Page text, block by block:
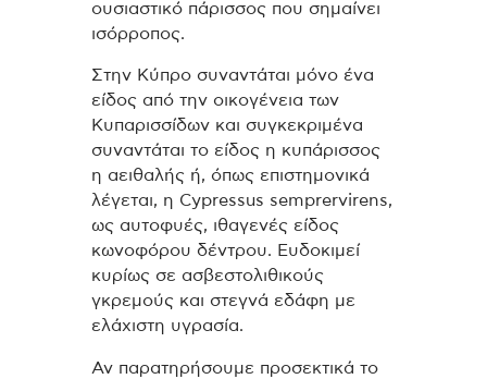
ουσιαστικό πάρισσος που σημαίνει
ισόρροπος.
Στην Κύπρο συναντάται μόνο ένα
είδος από την οικογένεια των
Κυπαρισσίδων και συγκεκριμένα
συναντάται το είδος η κυπάρισσος
η αειθαλής ή, όπως επιστημονικά
λέγεται, η Cypressus semprervirens,
ως αυτοφυές, ιθαγενές είδος
κωνοφόρου δέντρου. Ευδοκιμεί
κυρίως σε ασβεστολιθικούς
γκρεμούς και στεγνά εδάφη με
ελάχιστη υγρασία.
Αν παρατηρήσουμε προσεκτικά το